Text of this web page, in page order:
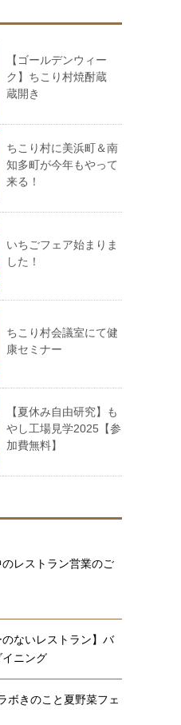
【ゴールデンウィー
ク】ちこり村焼酎蔵
蔵開き
ちこり村に美浜町＆南
知多町が今年もやって
来る！
いちごフェア始まりま
した！
ちこり村会議室にて健
康セミナー
【夏休み自由研究】も
やし工場見学2025【参
加費無料】
レストラン営業のご
のないレストラン】バ
ニング
ボきのこと夏野菜フェ